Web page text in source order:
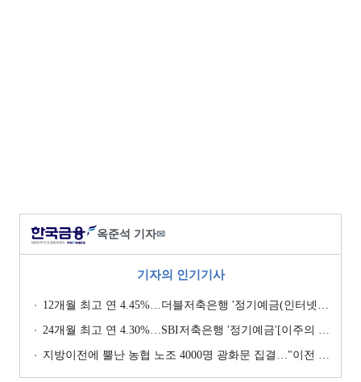
옥준석 기자✉
기자의 인기기사
12개월 최고 연 4.45%…더블저축은행 '정기예금(인터넷뱅킹, 스마트뱅킹)' [이주의 저축은행 예금금리-7월 4주]
24개월 최고 연 4.30%…SBI저축은행 '정기예금'[이주의 저축은행 예금금리-8월 1주]
지방이전에 뿔난 농협 노조 4000명 광화문 집결…"이전 강요 시 금융노조 총파업 불사" [막 오른 금융권 하투(夏鬪)]